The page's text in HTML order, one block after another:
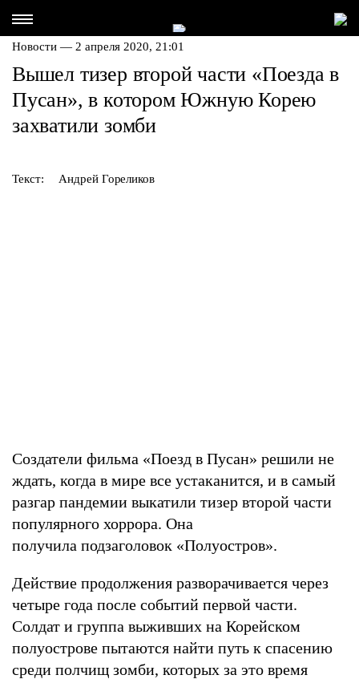
Новости — 2 апреля 2020, 21:01
Вышел тизер второй части «Поезда в
Пусан», в котором Южную Корею
захватили зомби
Текст: Андрей Гореликов
Создатели фильма «Поезд в Пусан» решили не
ждать, когда в мире все устаканится, и в самый
разгар пандемии выкатили тизер второй части
популярного хоррора. Она
получила подзаголовок «Полуостров».
Действие продолжения разворачивается через
четыре года после событий первой части.
Солдат и группа выживших на Корейском
полуострове пытаются найти путь к спасению
среди полчищ зомби, которых за это время